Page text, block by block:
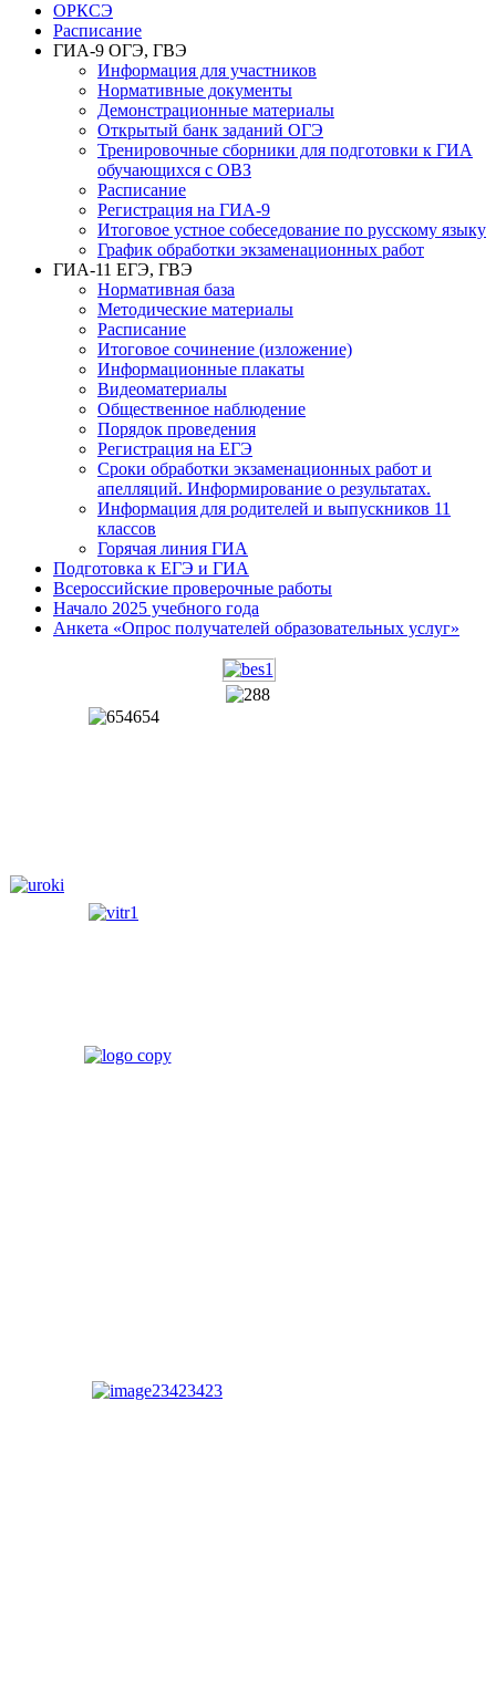
ОРКСЭ
Расписание
ГИА-9 ОГЭ, ГВЭ
Информация для участников
Нормативные документы
Демонстрационные материалы
Открытый банк заданий ОГЭ
Тренировочные сборники для подготовки к ГИА
обучающихся с ОВЗ
Расписание
Регистрация на ГИА-9
Итоговое устное собеседование по русскому языку
График обработки экзаменационных работ
ГИА-11 ЕГЭ, ГВЭ
Нормативная база
Методические материалы
Расписание
Итоговое сочинение (изложение)
Информационные плакаты
Видеоматериалы
Общественное наблюдение
Порядок проведения
Регистрация на ЕГЭ
Сроки обработки экзаменационных работ и
апелляций. Информирование о результатах.
Информация для родителей и выпускников 11
классов
Горячая линия ГИА
Подготовка к ЕГЭ и ГИА
Всероссийские проверочные работы
Начало 2025 учебного года
Анкета «Опрос получателей образовательных услуг»